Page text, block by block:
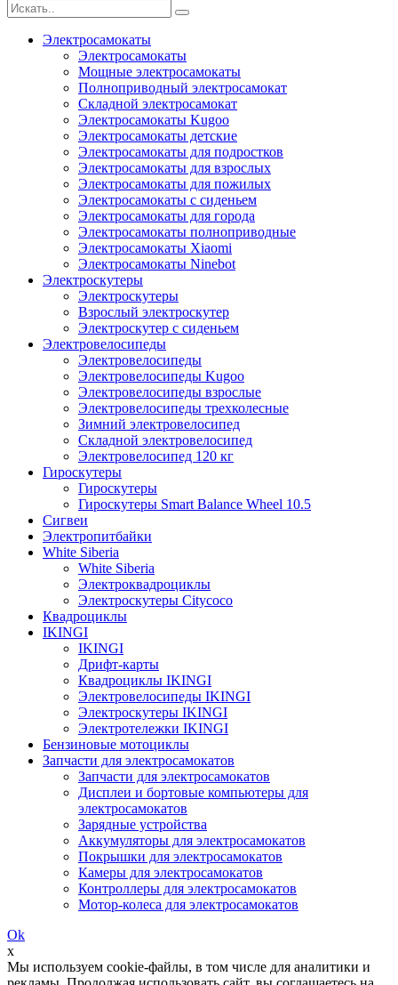
Электросамокаты
Электросамокаты
Мощные электросамокаты
Полноприводный электросамокат
Складной электросамокат
Электросамокаты Kugoo
Электросамокаты детские
Электросамокаты для подростков
Электросамокаты для взрослых
Электросамокаты для пожилых
Электросамокаты с сиденьем
Электросамокаты для города
Электросамокаты полноприводные
Электросамокаты Xiaomi
Электросамокаты Ninebot
Электроскутеры
Электроскутеры
Взрослый электроскутер
Электроскутер с сиденьем
Электровелосипеды
Электровелосипеды
Электровелосипеды Kugoo
Электровелосипеды взрослые
Электровелосипеды трехколесные
Зимний электровелосипед
Складной электровелосипед
Электровелосипед 120 кг
Гироскутеры
Гироскутеры
Гироскутеры Smart Balance Wheel 10.5
Сигвеи
Электропитбайки
White Siberia
White Siberia
Электроквадроциклы
Электроскутеры Citycoco
Квадроциклы
IKINGI
IKINGI
Дрифт-карты
Квадроциклы IKINGI
Электровелосипеды IKINGI
Электроскутеры IKINGI
Электротележки IKINGI
Бензиновые мотоциклы
Запчасти для электросамокатов
Запчасти для электросамокатов
Дисплеи и бортовые компьютеры для
электросамокатов
Зарядные устройства
Аккумуляторы для электросамокатов
Покрышки для электросамокатов
Камеры для электросамокатов
Контроллеры для электросамокатов
Мотор-колеса для электросамокатов
Ok
x
Мы используем cookie-файлы, в том числе для аналитики и